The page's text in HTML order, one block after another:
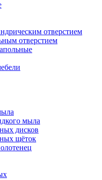
отверстием
отверстием
мыла
дисков
щёток